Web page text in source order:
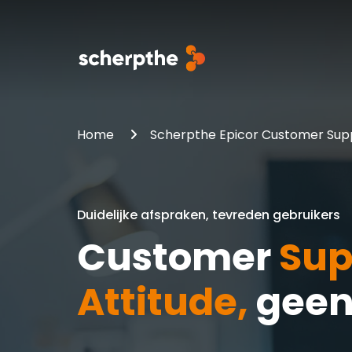
Kinetic Cloud Platform
Jouw branche
Kunststofverwerking
Implementatie aanpak
Home Scherpthe Epicor Customer
Duidelijke afspraken, tevreden gebruikers
Customer
Attitude,geen